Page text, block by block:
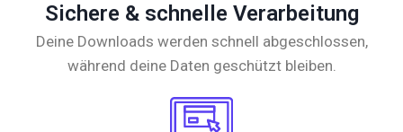
Sichere & schnelle Verarbeitung
Deine Downloads werden schnell abgeschlossen,
während deine Daten geschützt bleiben.